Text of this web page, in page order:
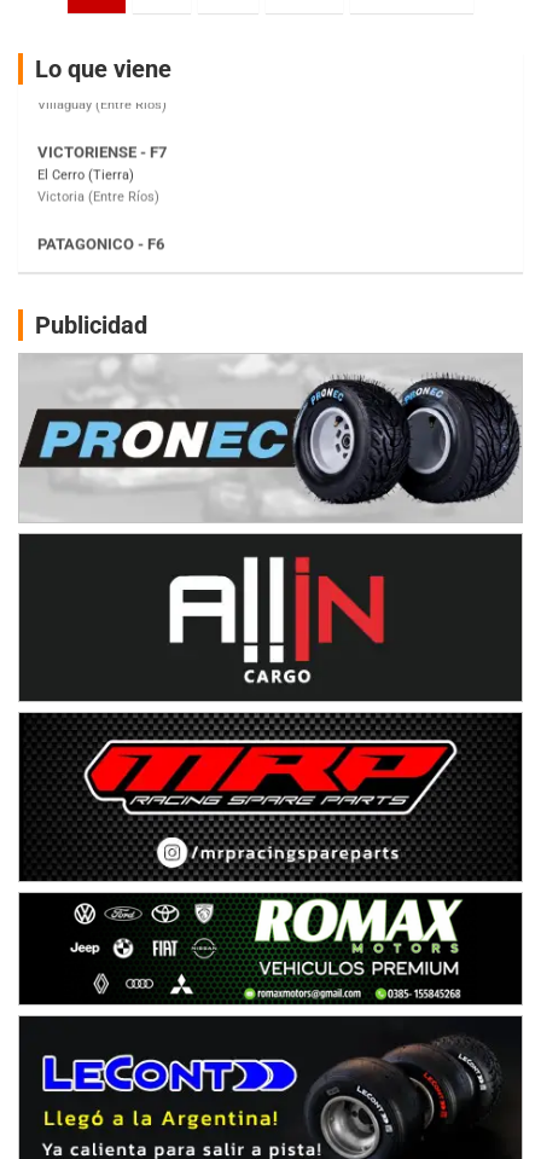
entradas
Lo que viene
El Cerro (Tierra)
Victoria (Entre Ríos)
Moto Club Reginense (Tierra)
Gral. E. Godoy (Río Negro)
Juventud Unida (Tierra)
NORESTE SANTAFESINO - F6
Ciudad de Avellaneda (Asfalto)
Avellaneda (Santa Fe)
SUR SANTAFESINO - F4
José Samuel Sánchez (Tierra)
Rufino (Santa Fe)
Juan Navarro (Asfalto)
COBERTURA ESPECIAL DE E-KART.COM.AR
Baradero (Buenos Aires)
KDO - F6
Ciudad de Trenque Lauquen (Asfalto)
Trenque Lauquen (Buenos Aires)
ENTRERRIANO - F6 (POSTERGADA)
Parque de la Velocidad (Asfalto)
Villaguay (Entre Ríos)
VICTORIENSE - F7
El Cerro (Tierra)
Victoria (Entre Ríos)
PATAGONICO - F6
Gral. E. Godoy (Río Negro)
CSK - F7
Publicidad